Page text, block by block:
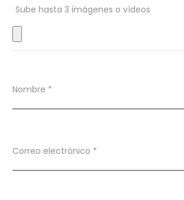
e
s
Sube hasta 3 imágenes o vídeos
Nombre *
Correo electrónico *